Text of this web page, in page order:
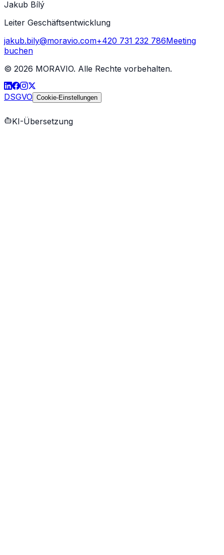
Jakub Bílý
Leiter Geschäftsentwicklung
jakub.bily@moravio.com+420 731 232 786Meeting
buchen
© 2026 MORAVIO. Alle Rechte vorbehalten.
DSGVO Cookie-Einstellungen
KI-Übersetzung